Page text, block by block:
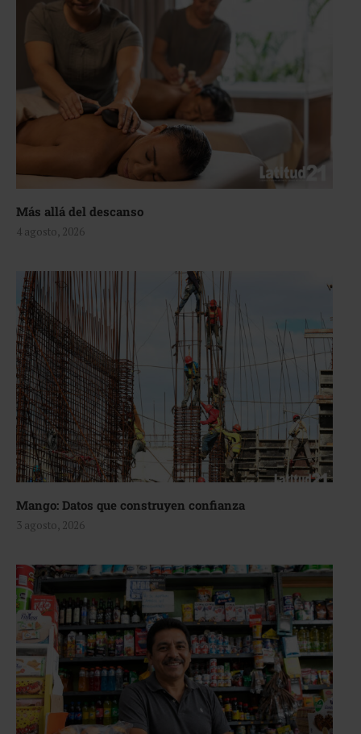
Más allá del descanso
4 agosto, 2026
Mango: Datos que construyen confianza
3 agosto, 2026